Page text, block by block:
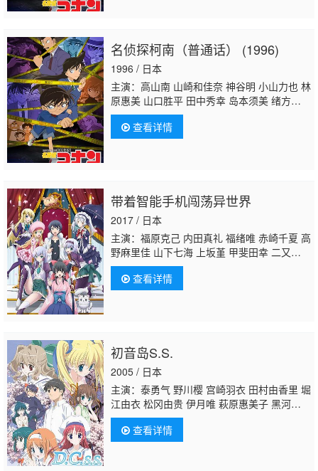
名侦探柯南（普通话） (1996)
1996 / 日本
主演：高山南 山崎和佳奈 神谷明 小山力也 林
原惠美 山口胜平 田中秀幸 岛本须美 绪方贤一
堀川亮松井菜樱子
育江 高木涉 高岛雅罗 堀之纪 立木文彦 小山
茉美 三石琴乃 置鲇龙太郎 日高范子 池田秀一
查看详情
带着智能手机闯荡异世界
2017 / 日本
主演：福原克己 内田真礼 福绪唯 赤崎千夏 高
野麻里佳 山下七海 上坂堇 甲斐田幸 二又一
成松井菜樱子立木文彦 原纱友里 吉冈茉
祐 西村知道 楠大典 井上喜久子 井上穗乃
花 桑原由气 茜屋日海夏 米泽圆 齐藤壮马 内
美 荻野叶月 青山吉能 矢野亚沙美 嘉数由
美 堀江由衣 中田让治 安元洋贵 石井康嗣 稻
田彻 柴田秀胜 铃木琢磨 川津泰彦 堂坂晃
三 金光宣明 浦田涉 大塚刚央
查看详情
初音岛S.S.
2005 / 日本
主演：泰勇气 野川樱 宫崎羽衣 田村由香里 堀
江由衣 松冈由贵 伊月唯 萩原惠美子 黑河奈
美 浅野真澄 松来未祐 岸尾大辅
桃井晴子 泽城美雪 宗矢树赖
查看详情